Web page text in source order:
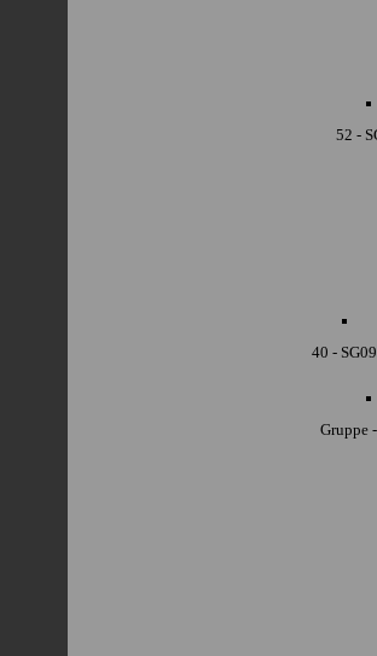
52 -
40 - SG09
Gruppe